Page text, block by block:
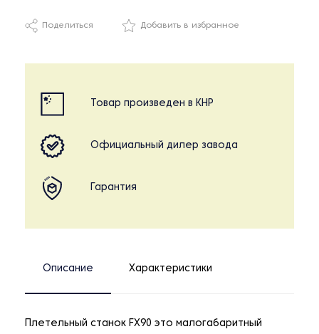
Поделиться Добавить в избранное
Товар произведен в КНР
Официальный дилер завода
Гарантия
Описание Характеристики
Плетельный станок FX90 это малогабаритный